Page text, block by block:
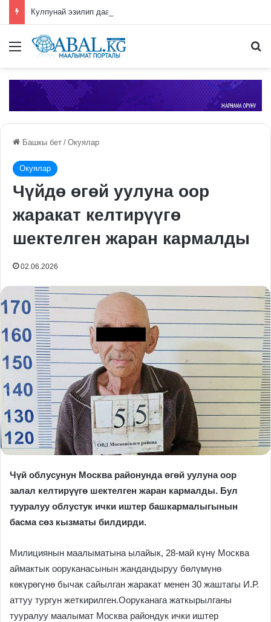
Меню
Башкы бет / Окуялар
Окуялар
Чүйдө өгөй уулуна оор
жаракат келтирүүгө
шектелген жаран кармалды
02.06.2026
Чүй облусунун Москва районунда өгөй уулуна оор
залал келтирүүгө шектелген жаран кармалды. Бул
тууралуу облустук ички иштер башкармалыгынын
басма сөз кызматы билдирди.
Милициянын маалыматына ылайык, 28-май күнү Москва
аймактык ооруканасынын жандандыруу бөлүмүнө
көкүрөгүнө бычак сайылган жаракат менен 30 жаштагы И.Р.
аттуу тургун жеткирилген.Ооруканага жаткырылганы
тууралуу маалымат Москва райондук ички иштер